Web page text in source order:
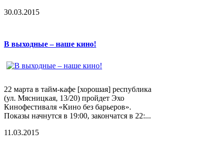
30.03.2015
В выходные – наше кино!
22 марта в тайм-кафе [хорошая] республика
(ул. Мясницкая, 13/20) пройдет Эхо
Кинофестиваля «Кино без барьеров».
Показы начнутся в 19:00, закончатся в 22:...
11.03.2015